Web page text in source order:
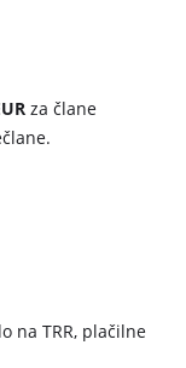
za člane
na TRR, plačilne